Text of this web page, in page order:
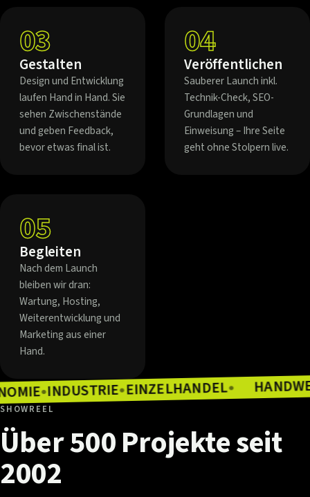
03
Gestalten
Design und Entwicklung
laufen Hand in Hand. Sie
sehen Zwischenstände
und geben Feedback,
bevor etwas final ist.
04
Veröffentlichen
Sauberer Launch inkl.
Technik-Check, SEO-
Grundlagen und
Einweisung – Ihre Seite
geht ohne Stolpern live.
05
Begleiten
Nach dem Launch
bleiben wir dran:
Wartung, Hosting,
Weiterentwicklung und
Marketing aus einer
Hand.
●INDUSTRIE●EINZELHANDEL●
SHOWREEL
Über500Projekteseit
2002